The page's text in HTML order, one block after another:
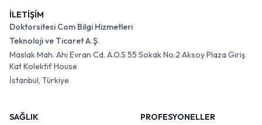
İLETİŞİM
Doktorsitesi Com Bilgi Hizmetleri
Teknoloji ve Ticaret A.Ş.
Maslak Mah. Ahi Evran Cd. A.O.S 55 Sokak No:2 Aksoy Plaza Giriş
Kat Kolektif House
İstanbul, Türkiye
SAĞLIK
PROFESYONELLER